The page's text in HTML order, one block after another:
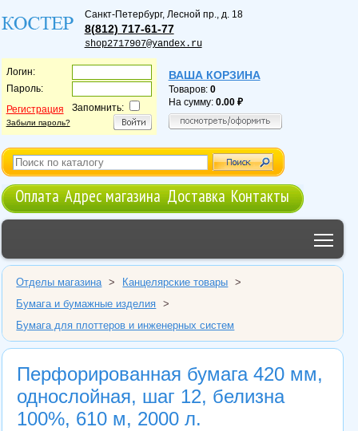
Санкт-Петербург, Лесной пр., д. 18
8(812) 717-61-77
shop2717907@yandex.ru
Логин:
Пароль:
Регистрация
Забыли пароль?
Запомнить:
ВАША КОРЗИНА
Товаров: 0
На сумму: 0.00
Оплата Адрес магазина Доставка Контакты
Отделы магазина > Канцелярские товары
>
Бумага и бумажные изделия
>
Бумага для плоттеров и инженерных систем
Перфорированная бумага 420 мм,
однослойная, шаг 12, белизна
100%, 610 м, 2000 л.